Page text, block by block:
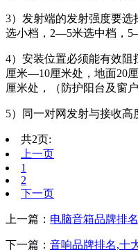
3）发射端的发射强度要
选小档，2—5米选中档，
4）安装位置必须能有效
厘米—10厘米处，地面20
厘米处，（防护阳台及窗
5）同一对网发射与接收高
共2页:
上一页
1
2
下一页
上一篇： 电脑音箱品牌排
下一篇： 音响品牌排名,十